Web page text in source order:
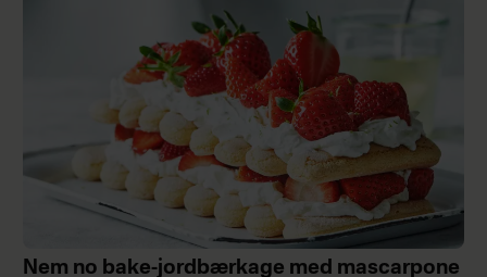
Nem no bake-jordbærkage med mascarpone